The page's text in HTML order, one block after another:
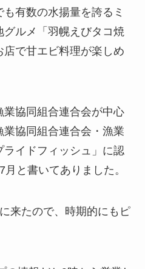
有数の水揚量を誇るミ
グルメ「羽幌えびタコ焼
で甘エビ料理が楽しめ
協同組合連合会が中心
業協同組合連合会・漁業
イドフィッシュ」に認
と書いてありました。
来たので、時期的にもピ